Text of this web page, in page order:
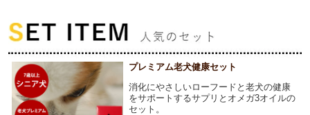
プレミアム老犬健康セット
消化にやさしいローフードと老犬の健康
をサポートするサプリとオメガ3オイルの
セット。